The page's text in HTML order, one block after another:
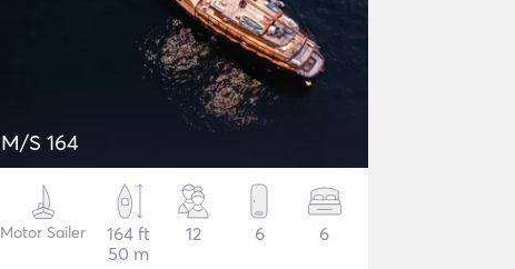
M/S 164
Motor Sailer
164 ft
50 m
12 6 6